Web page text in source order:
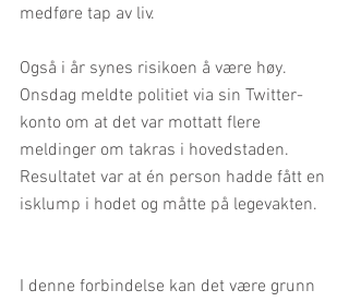
medføre tap av liv.
Også i år synes risikoen å være høy.
Onsdag meldte politiet via sin Twitter-
konto om at det var mottatt flere
meldinger om takras i hovedstaden.
Resultatet var at én person hadde fått en
isklump i hodet og måtte på legevakten.
I denne forbindelse kan det være grunn